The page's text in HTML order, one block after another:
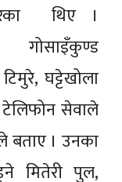
थिए ।
गोसाइँकुण्ड
घट्टेखोला
टेलिफोन सेवाले
बताए । उनका
मितेरी पुल,